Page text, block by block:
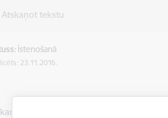
Atskaņot tekstu
Īstenošanā
23.11.2016.
ar BOMCA 9 projekta ieviešanas